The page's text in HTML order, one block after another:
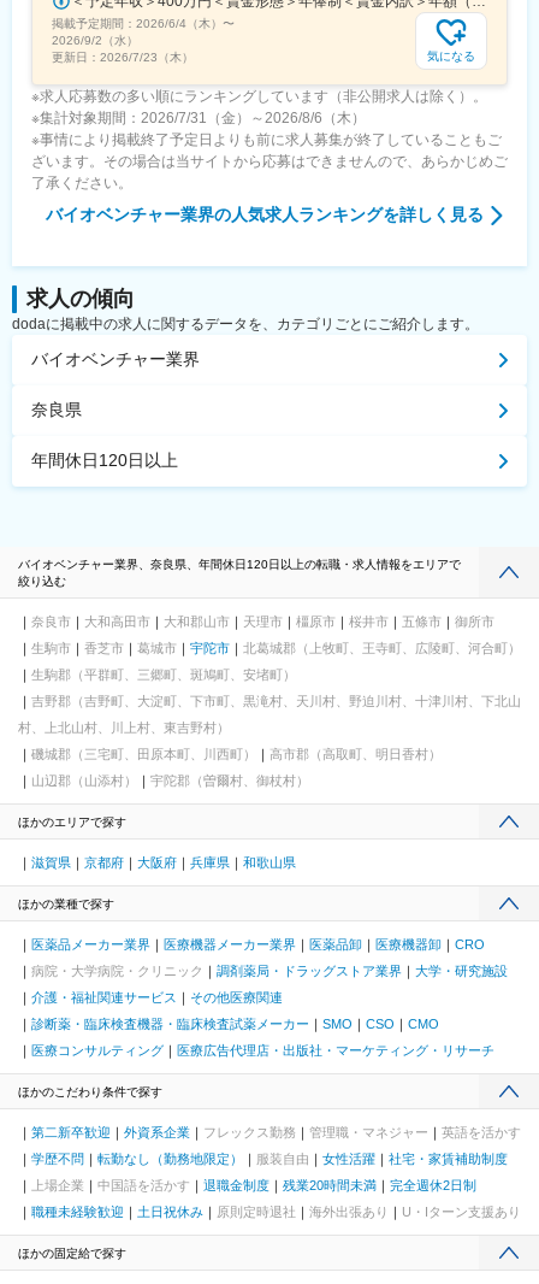
掲載予定期間： 2026/6/4（木） 〜
2026/9/2（水）
更新日： 2026/7/23（木） 気になる
※求人応募数の多い順にランキングしています（非公開求人は除く）。
※集計対象期間：2026/7/31（金）～2026/8/6（木）
※事情により掲載終了予定日よりも前に求人募集が終了していることもご
ざいます。その場合は当サイトから応募はできませんので、あらかじめご
了承ください。
バイオベンチャー業界の人気求人ランキングを詳しく見る
求人の傾向
dodaに掲載中の求人に関するデータを、カテゴリごとにご紹介します。
バイオベンチャー業界
奈良県
年間休日120日以上
バイオベンチャー業界、奈良県、年間休日120日以上の転職・求人情報をエリアで
絞り込む
奈良市 大和高田市 大和郡山市 天理市 橿原市 桜井市 五條市
御所市
生駒市
香芝市 葛城市 宇陀市
北葛城郡（上牧町、王寺町、広陵町、河合町）
生駒郡（平群町、三郷町、斑鳩町、安堵町）
吉野郡（吉野町、大淀町、下市町、黒滝村、天川村、野迫川村、十津川村、下北山
村、上北山村、川上村、東吉野村）
磯城郡（三宅町、田原本町、川西町）
高市郡（高取町、明日香村）
山辺郡（山添村）
宇陀郡（曽爾村、御杖村）
ほかのエリアで探す
滋賀県 京都府 大阪府 兵庫県 和歌山県
ほかの業種で探す
医薬品メーカー業界 医療機器メーカー業界 医薬品卸 医療機器卸
CRO
病院・大学病院・クリニック
調剤薬局・ドラッグストア業界
大学・研究施設
介護・福祉関連サービス
その他医療関連
診断薬・臨床検査機器・臨床検査試薬メーカー
SMO CSO
CMO
医療コンサルティング
医療広告代理店・出版社・マーケティング・リサーチ
ほかのこだわり条件で探す
第二新卒歓迎 外資系企業 フレックス勤務 管理職・マネジャー
英語を活かす
学歴不問
転勤なし（勤務地限定） 服装自由 女性活躍
社宅・家賃補助制度
上場企業
中国語を活かす 退職金制度 残業20時間未満
完全週休2日制
職種未経験歓迎
土日祝休み 原則定時退社 海外出張あり U・Iターン支援あり
ほかの固定給で探す